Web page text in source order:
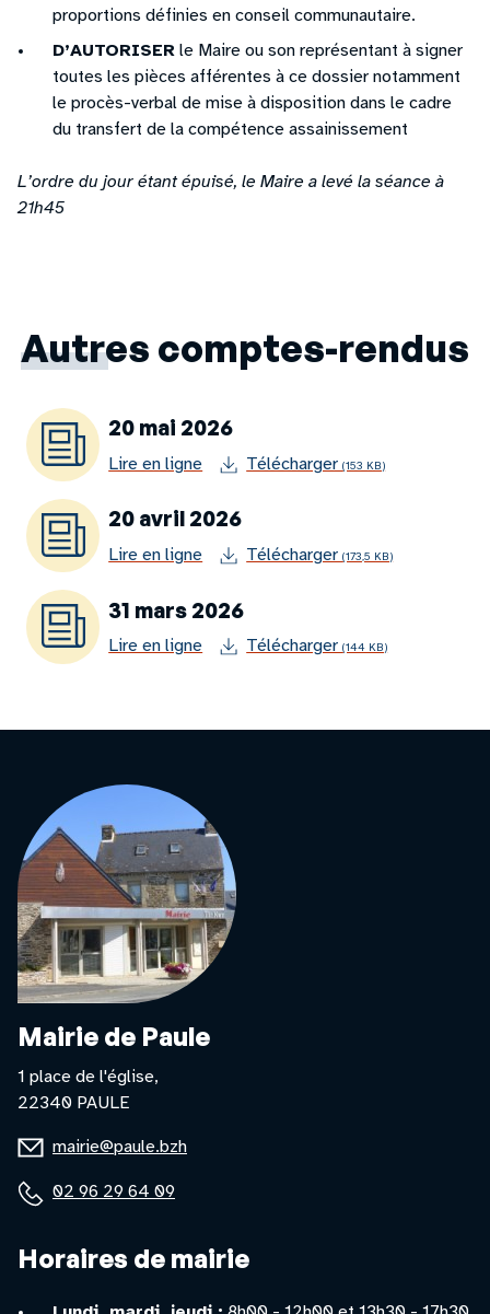
proportions définies en conseil communautaire.
D’AUTORISER le Maire ou son représentant à signer
toutes les pièces afférentes à ce dossier notamment
le procès-verbal de mise à disposition dans le cadre
du transfert de la compétence assainissement
L’ordre du jour étant épuisé, le Maire a levé la séance à
21h45
Autres comptes-rendus
20 mai 2026
Lire en ligne Télécharger(153 KB)
20 avril 2026
Lire en ligne Télécharger(173,5 KB)
31 mars 2026
Lire en ligne Télécharger(144 KB)
Mairie de Paule
1 place de l'église,
22340 PAULE
E-
:
mairie@paule.bzh
Téléphone
02 96 29 64 09
Horaires de mairie